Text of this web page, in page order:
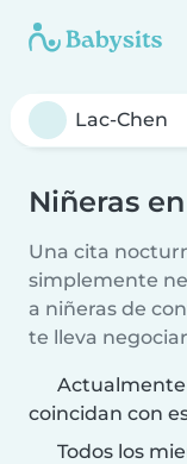
Niñeras
Una cita
simplemente
a niñeras de
te lleva
Actualmente
coincidan con
Todos los